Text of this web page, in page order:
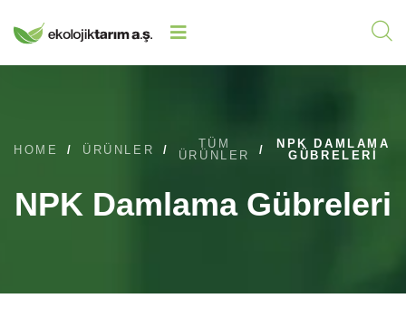
HOME / ÜRÜNLER /
TÜM
ÜRÜNLER
/
NPK DAMLAMA
GÜBRELERI
NPK Damlama Gübreleri